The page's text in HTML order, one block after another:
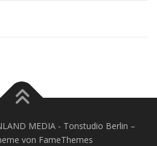
MEDIA - Tonstudio Berlin –
von FameThemes